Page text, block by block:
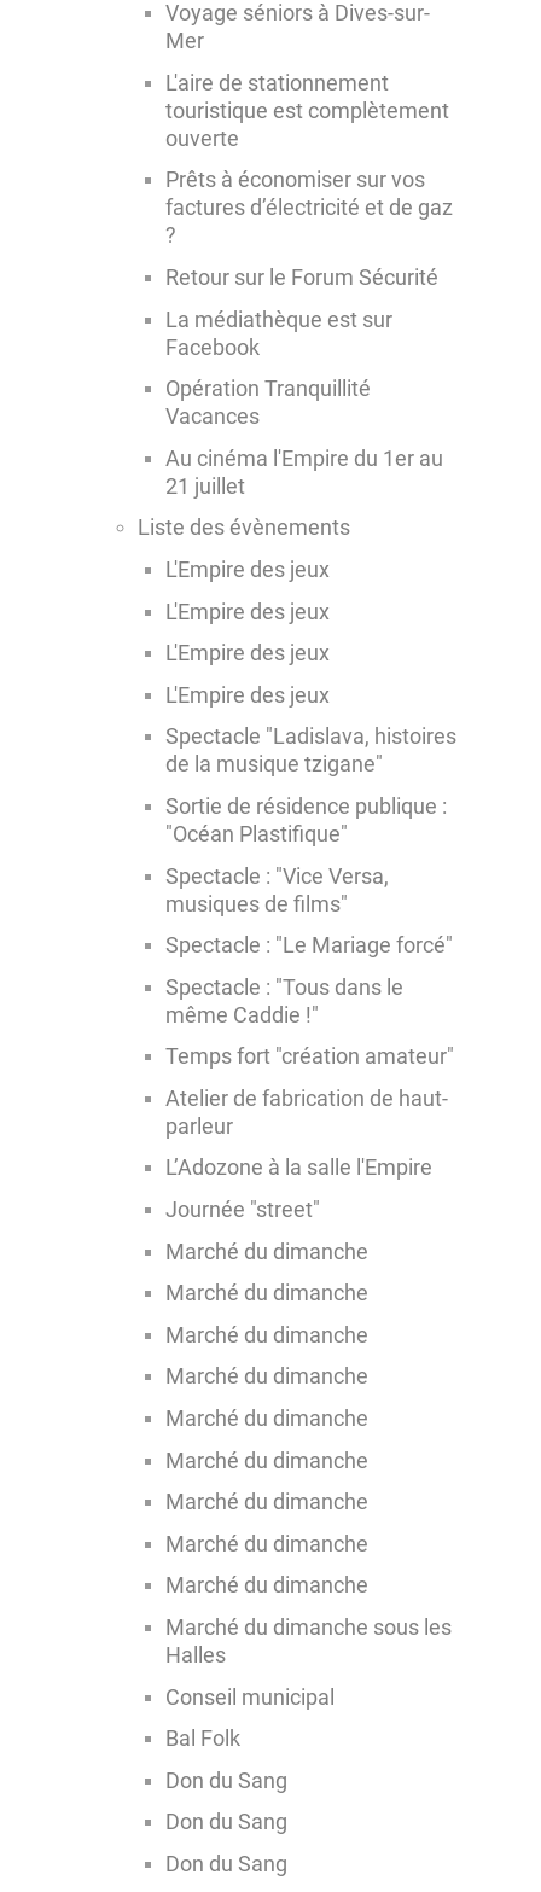
Voyage séniors à Dives-sur-
Mer
L'aire de stationnement
touristique est complètement
ouverte
Prêts à économiser sur vos
factures d’électricité et de gaz
?
Retour sur le Forum Sécurité
La médiathèque est sur
Facebook
Opération Tranquillité
Vacances
Au cinéma l'Empire du 1er au
21 juillet
Liste des évènements
L'Empire des jeux
L'Empire des jeux
L'Empire des jeux
L'Empire des jeux
Spectacle "Ladislava, histoires
de la musique tzigane"
Sortie de résidence publique :
"Océan Plastifique"
Spectacle : "Vice Versa,
musiques de films"
Spectacle : "Le Mariage forcé"
Spectacle : "Tous dans le
même Caddie !"
Temps fort "création amateur"
Atelier de fabrication de haut-
parleur
L’Adozone à la salle l'Empire
Journée "street"
Marché du dimanche
Marché du dimanche
Marché du dimanche
Marché du dimanche
Marché du dimanche
Marché du dimanche
Marché du dimanche
Marché du dimanche
Marché du dimanche
Marché du dimanche sous les
Halles
Conseil municipal
Bal Folk
Don du Sang
Don du Sang
Don du Sang